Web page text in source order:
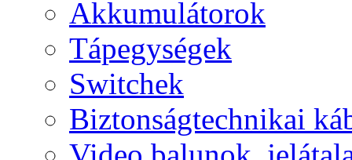
Akkumulátorok
Tápegységek
Switchek
Biztonságtechnikai